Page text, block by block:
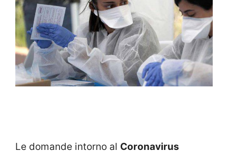
Le domande intorno al Coronavirus